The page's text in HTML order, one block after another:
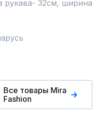
32см, ширина
Все товары Mira
Fashion